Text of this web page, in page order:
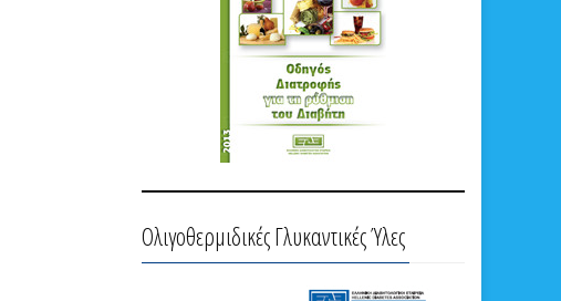
Ολιγοθερμιδικές Γλυκαντικές Ύλες